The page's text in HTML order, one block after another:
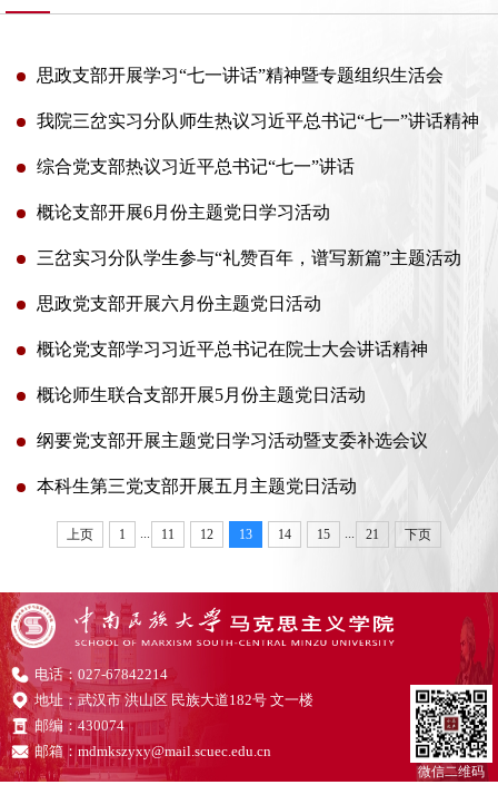
思政支部开展学习“七一讲话”精神暨专题组织生活会
我院三岔实习分队师生热议习近平总书记“七一”讲话精神
综合党支部热议习近平总书记“七一”讲话
概论支部开展6月份主题党日学习活动
三岔实习分队学生参与“礼赞百年，谱写新篇”主题活动
思政党支部开展六月份主题党日活动
概论党支部学习习近平总书记在院士大会讲话精神
概论师生联合支部开展5月份主题党日活动
纲要党支部开展主题党日学习活动暨支委补选会议
本科生第三党支部开展五月主题党日活动
上页 1 11 12 13 14 15 21 下页
电话：027-67842214
地址：武汉市 洪山区 民族大道182号 文一楼
邮编：430074
邮箱：mdmkszyxy@mail.scuec.edu.cn
微信二维码